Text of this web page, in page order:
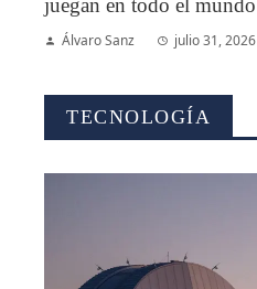
juegan en todo el mundo
Álvaro Sanz julio 31, 2026
TECNOLOGÍA